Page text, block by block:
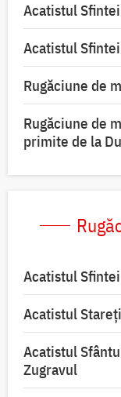
Acatistul
Acatistul
Rugăciune de
Rugăciune de
primite de la
Acatistul
Acatistul
Acatistul
Zugravul